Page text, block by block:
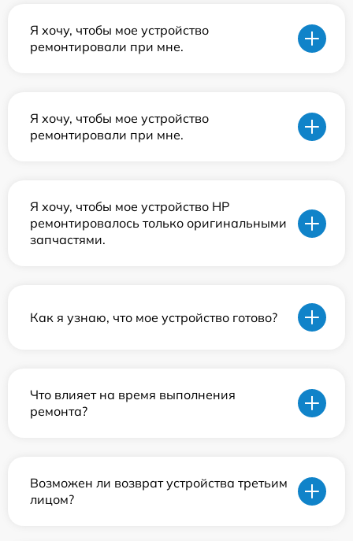
Я хочу, чтобы мое устройство
ремонтировали при мне.
Я хочу, чтобы мое устройство
ремонтировали при мне.
Я хочу, чтобы мое устройство HP
ремонтировалось только оригинальными
запчастями.
Как я узнаю, что мое устройство готово?
Что влияет на время выполнения
ремонта?
Возможен ли возврат устройства третьим
лицом?